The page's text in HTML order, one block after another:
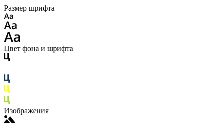
Размер шрифта
Цвет фона и шрифта
Изображения